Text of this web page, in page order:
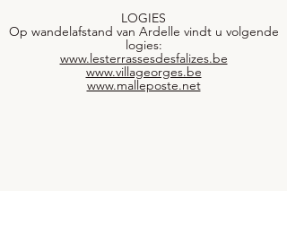
LOGIES
Op wandelafstand van Ardelle vindt u volgende
logies:
www.lesterrassesdesfalizes.be
www.villageorges.be
www.malleposte.net